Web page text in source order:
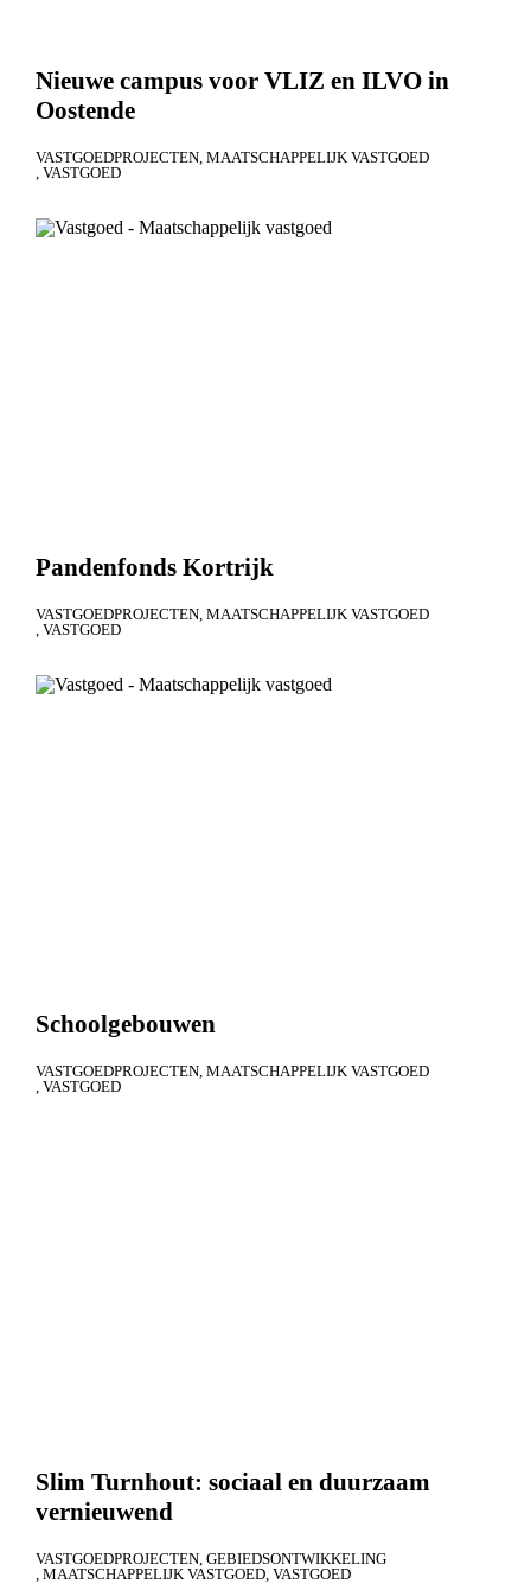
Nieuwe campus voor VLIZ en ILVO in
Oostende
VASTGOEDPROJECTEN MAATSCHAPPELIJK VASTGOED
VASTGOED
Pandenfonds Kortrijk
VASTGOEDPROJECTEN MAATSCHAPPELIJK VASTGOED
VASTGOED
Schoolgebouwen
VASTGOEDPROJECTEN MAATSCHAPPELIJK VASTGOED
VASTGOED
Slim Turnhout: sociaal en duurzaam
vernieuwend
VASTGOEDPROJECTEN GEBIEDSONTWIKKELING
MAATSCHAPPELIJK VASTGOED VASTGOED